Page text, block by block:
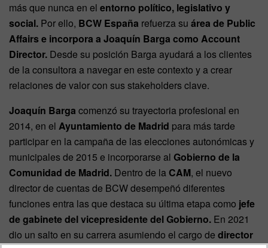
más que nunca en el entorno político, legislativo y
social. Por ello, BCW España refuerza su área de Public
Affairs e incorpora a Joaquín Barga como Account
Director. Desde su posición Barga ayudará a los clientes
de la consultora a navegar en este contexto y a crear
relaciones de valor con sus stakeholders clave.
Joaquín Barga comenzó su trayectoria profesional en
2014, en el Ayuntamiento de Madrid para más tarde
participar en la campaña de las elecciones autonómicas y
municipales de 2015 e incorporarse al Gobierno de la
Comunidad de Madrid. Dentro de la CAM, el nuevo
director de cuentas de BCW desempeñó diferentes
funciones entra las que destaca su última etapa como jefe
de gabinete del vicepresidente del Gobierno. En 2021
dio un salto en su carrera asumiendo el cargo de director